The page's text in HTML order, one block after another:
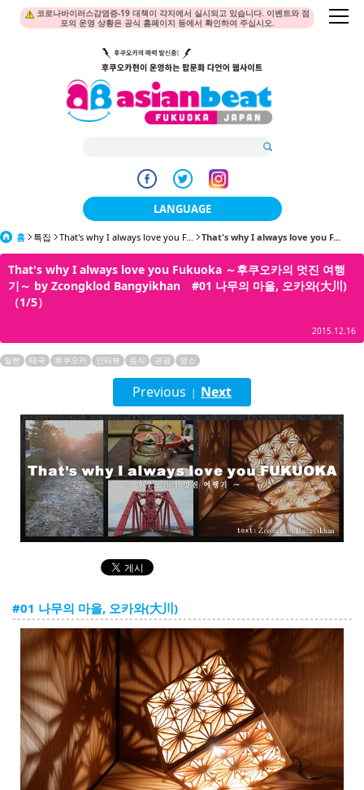
코로나바이러스감염증-19 대책이 각지에서 실시되고 있습니다. 이벤트와 점
포의 운영 상황은 공식 홈페이지 등에서 확인하여 주십시오.
LANGUAGE
日本語
한국어
English
ภาษาไทย
tiéng Viêt
Bahasa Indonesia
홈 특집 That's why I always love you F... That's why I always love you F...
That's why I always love you Fukuoka ～후쿠오카의 멋진 여행
기～ by Zcongklod Bangyikhan #01 나무의 마을, 오카와(大川)
（1/5）
2015.12.16
일본 태국 후쿠오카 인터뷰 음식 관광 명소
Previous | Next
#01 나무의 마을, 오카와(大川)